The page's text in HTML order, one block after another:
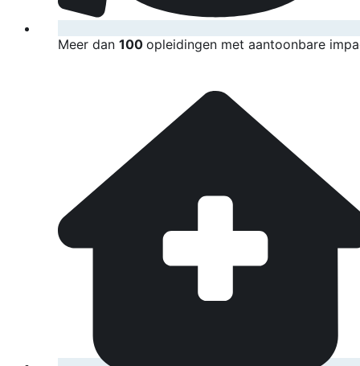
Meer dan 100 opleidingen met aantoonbare